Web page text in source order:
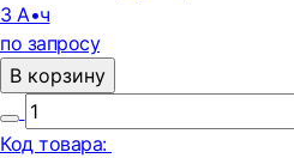
3 А•ч
по запросу
В корзину
Код товара: